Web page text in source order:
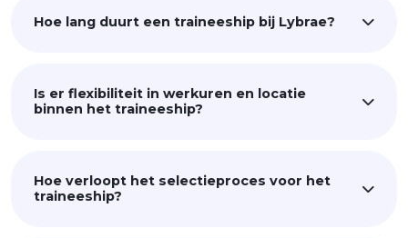
Hoe lang duurt een traineeship bij Lybrae?
Is er flexibiliteit in werkuren en locatie
binnen het traineeship?
Hoe verloopt het selectieproces voor het
traineeship?